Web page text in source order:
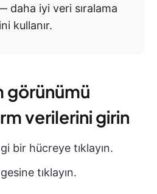
daha iyi veri sıralama
kullanır.
görünümü
verilerini girin
bir hücreye tıklayın.
tıklayın.